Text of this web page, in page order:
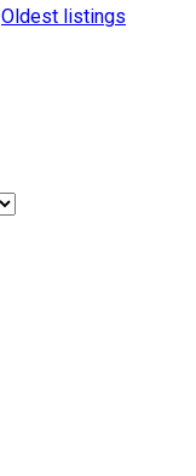
Oldest listings